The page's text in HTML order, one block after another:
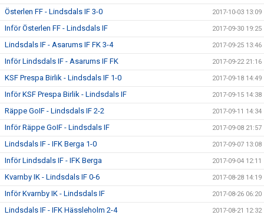
Österlen FF - Lindsdals IF 3-0 2017-10-03 13:09
Inför Österlen FF - Lindsdals IF 2017-09-30 19:25
Lindsdals IF - Asarums IF FK 3-4 2017-09-25 13:46
Inför Lindsdals IF - Asarums IF FK 2017-09-22 21:16
KSF Prespa Birlik - Lindsdals IF 1-0 2017-09-18 14:49
Inför KSF Prespa Birlik - Lindsdals IF 2017-09-15 14:38
Räppe GoIF - Lindsdals IF 2-2 2017-09-11 14:34
Inför Räppe GoIF - Lindsdals IF 2017-09-08 21:57
Lindsdals IF - IFK Berga 1-0 2017-09-07 13:08
Inför Lindsdals IF - IFK Berga 2017-09-04 12:11
Kvarnby IK - Lindsdals IF 0-6 2017-08-28 14:19
Inför Kvarnby IK - Lindsdals IF 2017-08-26 06:20
Lindsdals IF - IFK Hässleholm 2-4 2017-08-21 12:32